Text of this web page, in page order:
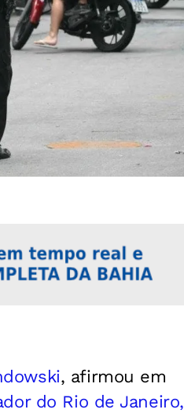
, afirmou em
do Rio de Janeiro,